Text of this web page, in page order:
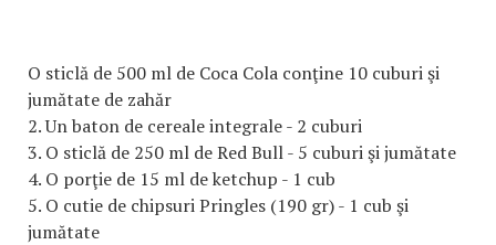
O sticlă de 500 ml de Coca Cola conţine 10 cuburi şi
jumătate de zahăr
2. Un baton de cereale integrale - 2 cuburi
3. O sticlă de 250 ml de Red Bull - 5 cuburi şi jumătate
4. O porţie de 15 ml de ketchup - 1 cub
5. O cutie de chipsuri Pringles (190 gr) - 1 cub şi
jumătate